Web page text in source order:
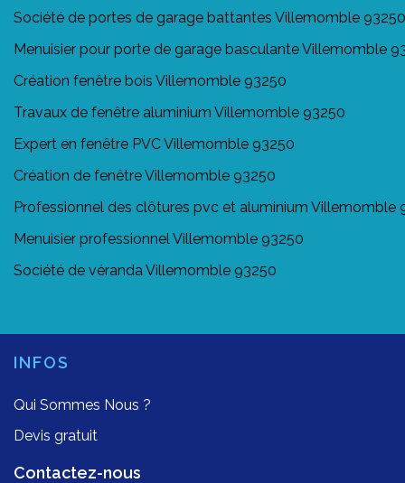
Société de portes de garage battantes Villemomble 93250
Menuisier pour porte de garage basculante Villemomble
Création fenêtre bois Villemomble 93250
Travaux de fenêtre aluminium Villemomble 93250
Expert en fenêtre PVC Villemomble 93250
Création de fenêtre Villemomble 93250
Professionnel des clôtures pvc et aluminium Villemomble
Menuisier professionnel Villemomble 93250
Société de véranda Villemomble 93250
INFOS
Qui Sommes Nous ?
Devis gratuit
Contactez-nous